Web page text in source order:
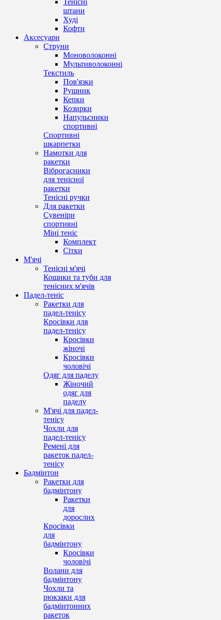
Тенісні
штани
Худі
Кофти
Аксесуари
Струни
Моноволоконні
Мультиволоконні
Текстиль
Пов'язки
Рушник
Кепки
Козирки
Напульсники
спортивні
Спортивні
шкарпетки
Намотки для
ракетки
Віброгасники
для тенісної
ракетки
Тенісні ручки
Для ракетки
Сувеніри
спортивні
Міні теніс
Комплект
Сітки
М'ячі
Тенісні м'ячі
Кошики та туби для
тенісних м'ячів
Падел-теніс
Ракетки для
падел-тенісу
Кросівки для
падел-тенісу
Кросівки
жіночі
Кросівки
чоловічі
Одяг для паделу
Жіночий
одяг для
паделу
М'ячі для падел-
тенісу
Чохли для
падел-тенісу
Ремені для
ракеток падел-
тенісу
Бадмінтон
Ракетки для
бадмінтону
Ракетки
для
дорослих
Кросівки
для
бадмінтону
Кросівки
чоловічі
Волани для
бадмінтону
Чохли та
рюкзаки для
бадмінтонних
ракеток